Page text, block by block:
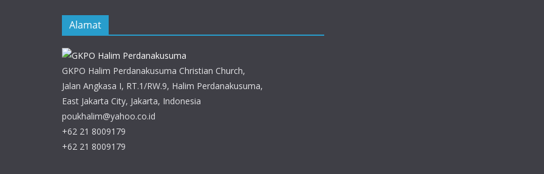
Alamat
GKPO Halim Perdanakusuma Christian Church,
Jalan Angkasa I, RT.1/RW.9, Halim Perdanakusuma,
East Jakarta City, Jakarta, Indonesia
poukhalim@yahoo.co.id
+62 21 8009179
+62 21 8009179